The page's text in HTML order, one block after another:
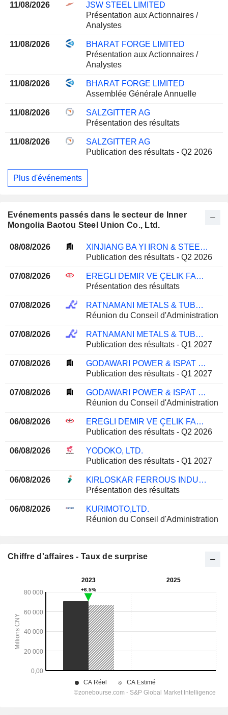
11/08/2026
JSW STEEL LIMITED
Présentation aux Actionnaires /
Analystes
11/08/2026
BHARAT FORGE LIMITED
Présentation aux Actionnaires /
Analystes
11/08/2026
BHARAT FORGE LIMITED
Assemblée Générale Annuelle
11/08/2026
SALZGITTER AG
Présentation des résultats
11/08/2026
SALZGITTER AG
Publication des résultats - Q2 2026
Plus d'événements
Evénements passés dans le secteur de Inner
Mongolia Baotou Steel Union Co., Ltd.
08/08/2026
XINJIANG BA YI IRON & STEEL CO.,LTD.
Publication des résultats - Q2 2026
07/08/2026
EREGLI DEMIR VE ÇELIK FABRIKALARI T.A.S.
Présentation des résultats
07/08/2026
RATNAMANI METALS & TUBES LIMITED
Réunion du Conseil d'Administration
07/08/2026
RATNAMANI METALS & TUBES LIMITED
Publication des résultats - Q1 2027
07/08/2026
GODAWARI POWER & ISPAT LIMITED
Publication des résultats - Q1 2027
07/08/2026
GODAWARI POWER & ISPAT LIMITED
Réunion du Conseil d'Administration
06/08/2026
EREGLI DEMIR VE ÇELIK FABRIKALARI T.A.S.
Publication des résultats - Q2 2026
06/08/2026
YODOKO, LTD.
Publication des résultats - Q1 2027
06/08/2026
KIRLOSKAR FERROUS INDUSTRIES LIMITED
Présentation des résultats
06/08/2026
KURIMOTO,LTD.
Réunion du Conseil d'Administration
Chiffre d'affaires - Taux de surprise